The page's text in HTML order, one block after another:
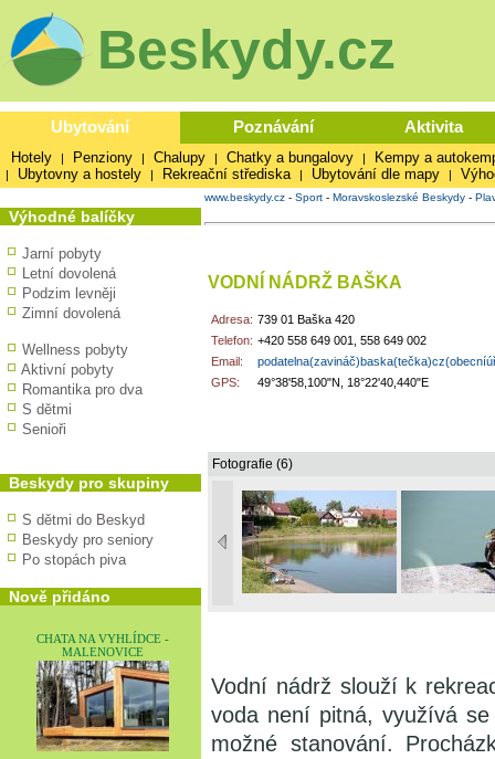
Beskydy.cz
Ubytování Poznávání Aktivita
Hotely | Penziony | Chalupy | Chatky a bungalovy | Kempy a
| Ubytovny a hostely | Rekreační střediska | Ubytování dle mapy |
Výhodné balíčky
Jarní pobyty
Letní dovolená
Podzim levněji
Zimní dovolená
Wellness pobyty
Aktivní pobyty
Romantika pro dva
S dětmi
Senioři
Beskydy pro skupiny
S dětmi do Beskyd
Beskydy pro seniory
Po stopách piva
Nově přidáno
CHATA NA VYHLÍDCE -
MALENOVICE
www.beskydy.cz - Sport - Moravskoslezské Beskydy -
VODNÍ NÁDRŽ BAŠKA
Adresa: 739 01 Baška 420
Telefon: +420 558 649 001, 558 649 002
Email:
GPS:
49°38'58,100"N, 18°22'40,440"E
Fotografie (6)
Vodní nádrž slouží k
voda není pitná, využívá
možné stanování.